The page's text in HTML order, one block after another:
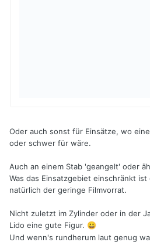
Oder auch sonst für Einsätze, wo
oder schwer für wäre.
Auch an einem Stab 'geangelt' oder
Was das Einsatzgebiet einschränkt
natürlich der geringe Filmvorrat.
Nicht zuletzt im Zylinder oder in der
Lido eine gute Figur. 😀
Und wenn's rundherum laut genug